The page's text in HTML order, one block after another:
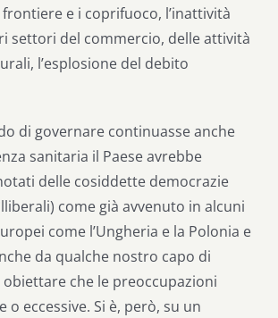
e i coprifuoco, l’inattività
settori del commercio, delle attività
l’esplosione del debito
di governare continuasse anche
sanitaria il Paese avrebbe
delle cosiddette democrazie
come già avvenuto in alcuni
come l’Ungheria e la Polonia e
da qualche nostro capo di
che le preoccupazioni
o eccessive. Si è, però, su un